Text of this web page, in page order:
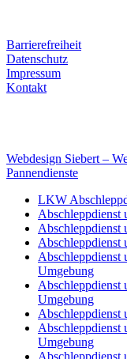
Barrierefreiheit
Datenschutz
Impressum
Kontakt
Webdesign Siebert –
Pannendienste
LKW
Abschleppdienst
Abschleppdienst
Abschleppdienst
Abschleppdienst
Umgebung
Abschleppdienst
Umgebung
Abschleppdienst
Abschleppdienst
Umgebung